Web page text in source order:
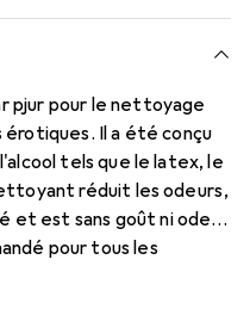
pjur pour le nettoyage
Il a été conçu
tels que le latex, le
réduit les odeurs,
est sans goût ni odeur.
pour tous les